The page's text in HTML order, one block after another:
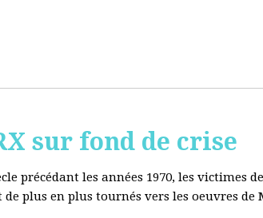
sur fond de crise
précédant les années 1970, les victimes
plus en plus tournés vers les oeuvres de